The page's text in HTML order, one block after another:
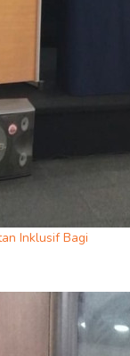
Inklusif Bagi